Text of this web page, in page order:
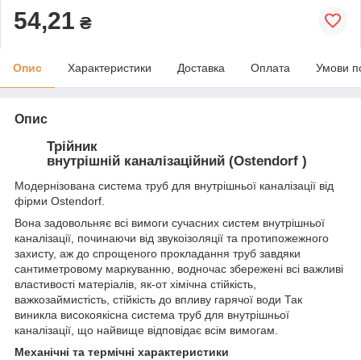
54,21 ₴
Опис Характеристики Доставка Оплата Умови
Опис
Трійник
внутрішній каналізаційний (Ostendorf )
Модернізована система труб для внутрішньої каналізації від
фірми Ostendorf.
Вона задовольняє всі вимоги сучасних систем внутрішньої
каналізації, починаючи від звукоізоляції та протипожежного
захисту, аж до спрощеного прокладання труб завдяки
сантиметровому маркуванню, водночас збережені всі важливі
властивості матеріалів, як-от хімічна стійкість,
важкозаймистість, стійкість до впливу гарячої води Так
виникла високоякісна система труб для внутрішньої
каналізації, що найвище відповідає всім вимогам.
Механічні та термічні характеристики